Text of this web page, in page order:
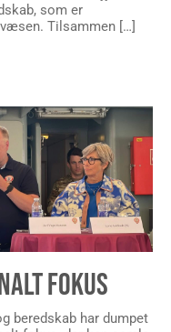
som er
Tilsammen […]
FOKUS
beredskab har dumpet